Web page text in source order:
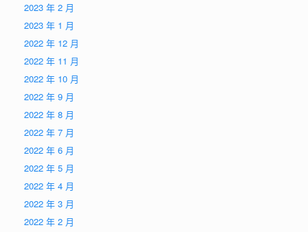
2023 年 2 月
2023 年 1 月
2022 年 12 月
2022 年 11 月
2022 年 10 月
2022 年 9 月
2022 年 8 月
2022 年 7 月
2022 年 6 月
2022 年 5 月
2022 年 4 月
2022 年 3 月
2022 年 2 月